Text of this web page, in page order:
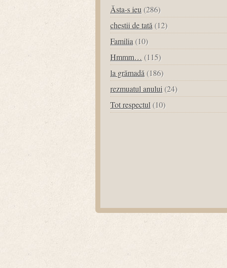
Ăsta-s ieu (286)
chestii de tată (12)
Familia (10)
Hmmm… (115)
la grămadă (186)
rezmuatul anului (24)
Tot respectul (10)